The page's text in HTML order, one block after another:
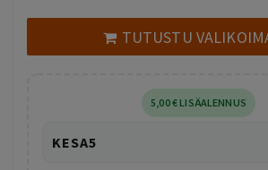
TUTUSTU
5,00€LISÄALENNUS
KESA5